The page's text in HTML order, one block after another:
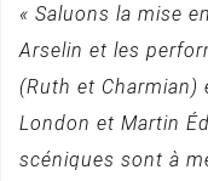
« Saluons la mise
Arselin et les
(Ruth et Charmian)
London et Martin
scéniques sont à